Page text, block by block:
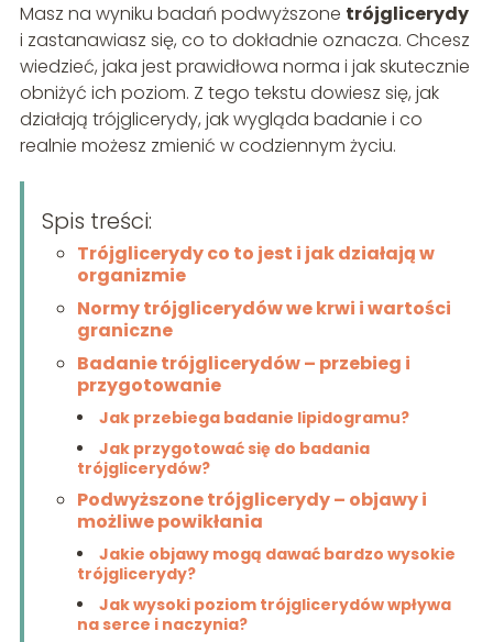
Masz na wyniku badań podwyższone trójglicerydy
i zastanawiasz się, co to dokładnie oznacza. Chcesz
wiedzieć, jaka jest prawidłowa norma i jak skutecznie
obniżyć ich poziom. Z tego tekstu dowiesz się, jak
działają trójglicerydy, jak wygląda badanie i co
realnie możesz zmienić w codziennym życiu.
Spis treści:
Trójglicerydy co to jest i jak działają w
organizmie
Normy trójglicerydów we krwi i wartości
graniczne
Badanie trójglicerydów – przebieg i
przygotowanie
Jak przebiega badanie lipidogramu?
Jak przygotować się do badania
trójglicerydów?
Podwyższone trójglicerydy – objawy i
możliwe powikłania
Jakie objawy mogą dawać bardzo wysokie
trójglicerydy?
Jak wysoki poziom trójglicerydów wpływa
na serce i naczynia?